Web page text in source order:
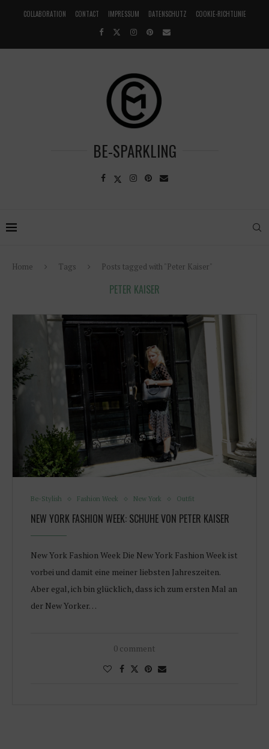
COLLABORATION CONTACT IMPRESSUM DATENSCHUTZ COOKIE-RICHTLINIE
BE-SPARKLING
Home Tags Posts tagged with "Peter Kaiser"
PETER KAISER
Be-Stylish Fashion Week New York Outfit
NEW YORK FASHION WEEK: SCHUHE VON PETER KAISER
New York Fashion Week Die New York Fashion Week ist
vorbei und damit eine meiner liebsten Jahreszeiten.
Aber egal, ich bin glücklich, dass ich zum ersten Mal an
der New Yorker…
0 comment